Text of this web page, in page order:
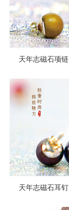
天年志磁石项链
天年志磁石耳钉